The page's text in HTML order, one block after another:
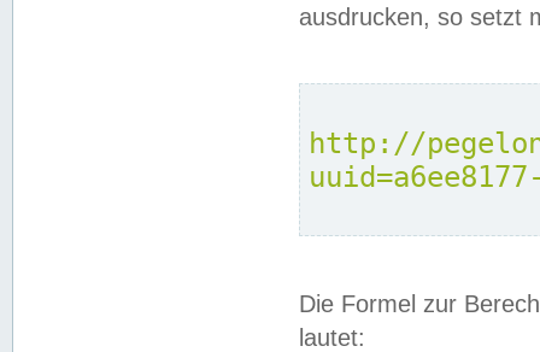
ausdrucken, so setzt
http://
Die Formel zur
lautet: